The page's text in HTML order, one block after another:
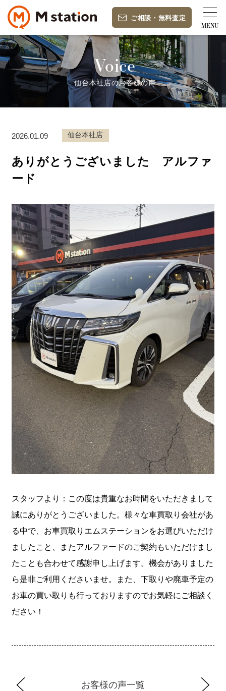
ご相談 ・ 無料査定
Voice
仙台本社店のお客様の声
2026.01.09 仙台本社店
ありがとうございました アルファ
ード
スタッフより：この度は貴重なお時間をいただきまして
誠にありがとうございました。様々な車買取り会社があ
る中で、お車買取りエムステーションをお選びいただけ
ましたこと、またアルファードのご契約もいただけまし
たことも合わせて感謝申し上げます。機会がありました
ら是非ご利用くださいませ。また、下取りや廃車予定の
お車の買い取りも行っておりますのでお気軽にご相談く
ださい！
お客様の声一覧